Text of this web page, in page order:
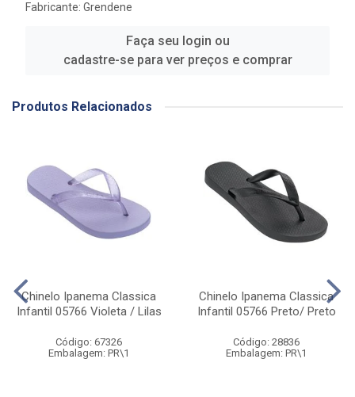
Fabricante: Grendene
Faça seu login ou
cadastre-se para ver preços e comprar
Produtos Relacionados
Chinelo Ipanema Classica
Infantil 05766 Violeta / Lilas
Código: 67326
Embalagem: PR\1
Chinelo Ipanema Classica
Infantil 05766 Preto/ Preto
Código: 28836
Embalagem: PR\1